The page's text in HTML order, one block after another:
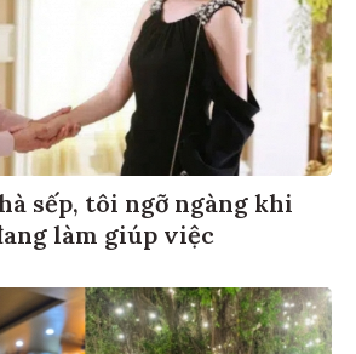
sếp, tôi ngỡ ngàng khi
làm giúp việc